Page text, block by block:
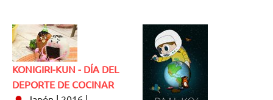
KONIGIRI-KUN - DÍA DEL
DEPORTE DE COCINAR